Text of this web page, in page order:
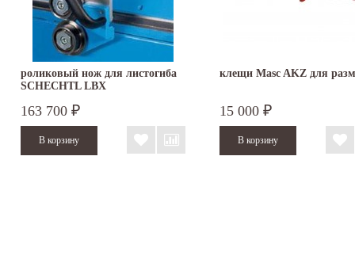
роликовый нож для листогиба
SCHECHTL LBX
163 700 ₽
клещи Masc AKZ для
15 000 ₽